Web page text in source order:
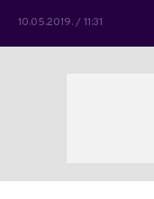
10.05.2019. / 11:31